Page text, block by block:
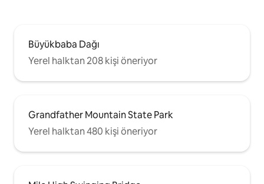
Büyükbaba Dağı
Yerel halktan 208 kişi öneriyor
Grandfather Mountain State Park
Yerel halktan 480 kişi öneriyor